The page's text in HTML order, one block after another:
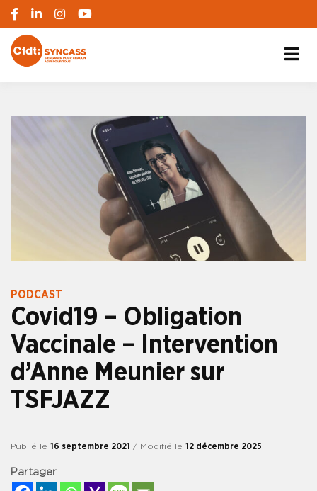
PODCAST
Covid19 – Obligation
Vaccinale – Intervention
d’Anne Meunier sur
TSFJAZZ
Publié le 16 septembre 2021 / Modifié le 12 décembre 2025
Partager